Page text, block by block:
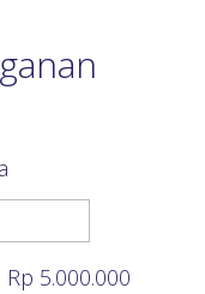
Rp 5.000.000